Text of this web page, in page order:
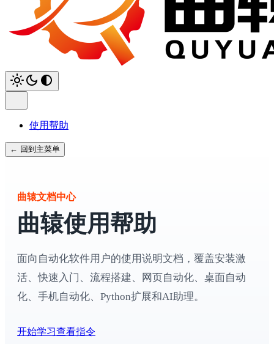
使用帮助
← 回到主菜单
曲辕文档中心
曲辕使用帮助
面向自动化软件用户的使用说明文档，覆盖安装激
活、快速入门、流程搭建、网页自动化、桌面自动
化、手机自动化、Python扩展和AI助理。
开始学习查看指令